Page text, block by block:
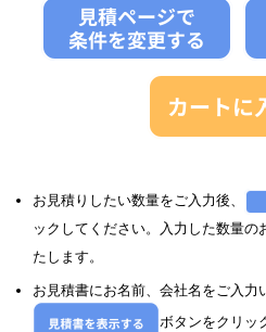
お見積りしたい数量をご入力後、
ックしてください。入力した数量
たします。
お見積書にお名前、会社名をご入力
ボタンをクリッ